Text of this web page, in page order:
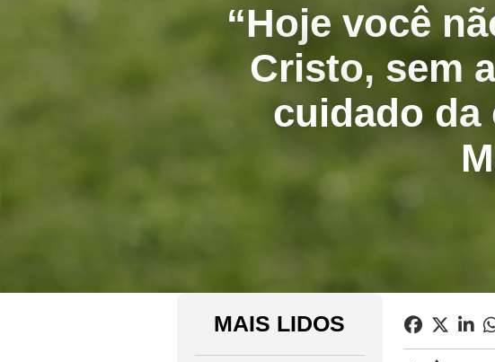
“Hoje você
Cristo, sem
cuidado da
MAIS LIDOS